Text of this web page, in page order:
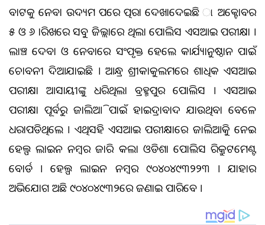
ବାଟକୁ ନେବା ଉଦ୍ୟମ ପରେ ତତ୍ପରତା ଦେଖାଦେଇଛି ା ଅକ୍ଟୋବର
୫ ଓ ୬ ତାରିଖରେ ସବୁ ଜିଲ୍ଲାରେ ଥିଲା ପୋଲିସ ଏସଆଇ ପରୀକ୍ଷା ।
ଲାଞ୍ଚ ଦେବା ଓ ନେବାରେ ସଂପୃକ୍ତ ହେଲେ କାର୍ଯ୍ୟାନୁଷ୍ଠାନ ପାଇଁ
ଚେତାବନୀ ଦିଆଯାଇଛି । ଆନ୍ଧ୍ର ଶ୍ରୀକାକୁଲମରେ ଶତାଧିକ ଏସଆଇ
ପରୀକ୍ଷା ଆସାୟୀଙ୍କୁ ଧରିଥିଲା ବ୍ରହ୍ମପୁର ପୋଲିସ । ଏସଆଇ
ପରୀକ୍ଷା ପୂର୍ବରୁ ଜାଲିଆତି ପାଇଁ ହାଇଦ୍ରାବାଦ ଯାଉଥିବା ବେଳେ
ଧରାପଡିଥିଲେ । ଏଥିସହିତ ଏସଆଇ ପରୀକ୍ଷାରେ ଜାଲିଆତିକୁ ନେଇ
ହେଲ୍ପ ଲାଇନ ନମ୍ବର ଜାରି କଲା ଓଡିଶା ପୋଲିସ ରିକ୍ରୁଟମେଣ୍ଟ
ବୋର୍ଡ । ହେଲ୍ପ ଲାଇନ ନମ୍ବର ୯୦୪୦୪୯୩୨୨୩ । ଯାହାର
ଅଭିଯୋଗ ଅଛି ୯୦୪୦୪୯୩୨ରେ ଜଣାଇ ପାରିବେ ।